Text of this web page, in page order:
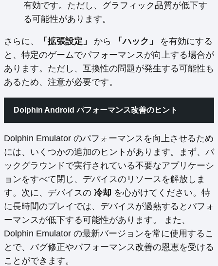
有効です。ただし、グラフィック品質が低下す
る可能性があります。
さらに、 「拡張設定」 から 「ハック」
を有効にする
と、特定のゲームでパフォーマンスが向上する場合が
あります。ただし、互換性の問題が発生する可能性も
あるため、注意が必要です。
Dolphin Android パフォーマンス改善のヒント
Dolphin Emulator のパフォーマンスを向上させるため
には、いくつかの追加のヒントがあります。まず、バ
ックグラウンドで実行されている不要なアプリケーシ
ョンをすべて閉じ、デバイスのリソースを解放しま
す。次に、デバイスの 冷却 を心がけてください。特
に長時間のプレイでは、デバイスが過熱するとパフォ
ーマンスが低下する可能性があります。 また、
Dolphin Emulator の最新バージョンを常に使用するこ
とで、バグ修正やパフォーマンス改善の恩恵を受ける
ことができます。